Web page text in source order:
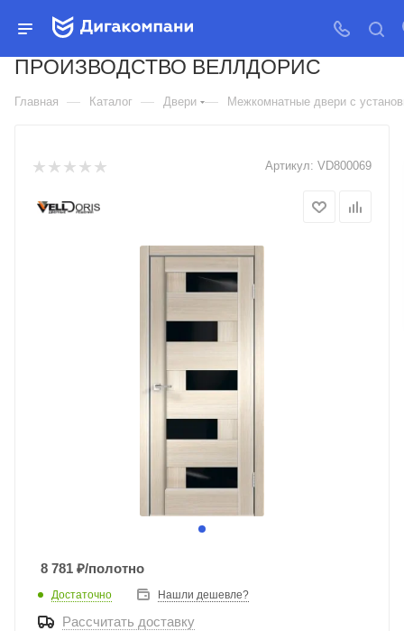
ДВЕРЬ МЕЖКОМНАТНАЯ
КОЛЛЕКЦИЯ PREMIER 5
ПРОИЗВОДСТВО ВЕЛЛДОРИС
Главная — Каталог — Двери — Межкомнатные двери с
Артикул: VD800069
8 781 ₽/полотно
Достаточно Нашли дешевле?
Рассчитать доставку